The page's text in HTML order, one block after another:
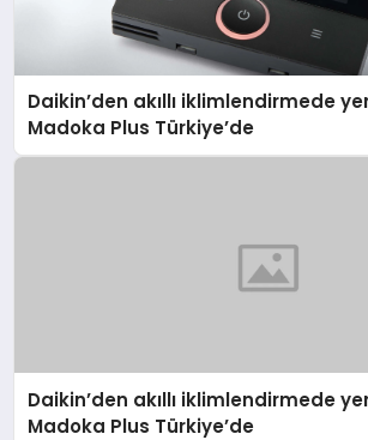
Daikin’den akıllı iklimlendirmede
Madoka Plus Türkiye’de
Daikin’den akıllı iklimlendirmede
Madoka Plus Türkiye’de